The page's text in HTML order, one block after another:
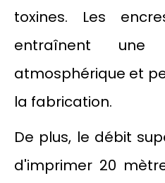
toxines. Les
entraînent une
atmosphérique et
la fabrication.
De plus, le débit
d'imprimer 20